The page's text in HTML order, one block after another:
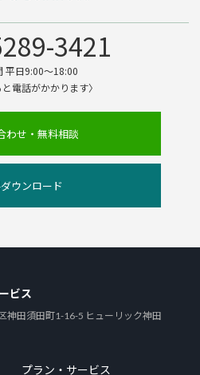
3421
平日9:00～18:00
と電話がかかります〉
わせ・無料相談
ウンロード
ビス
田須田町1-16-5 ヒューリック神田
プラン・サービス